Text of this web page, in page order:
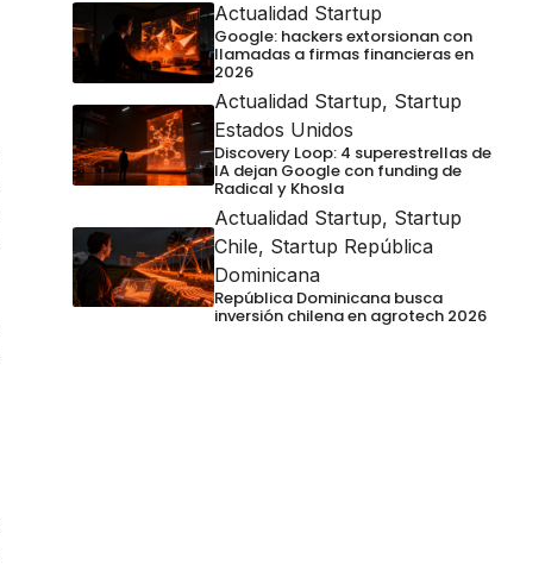
Actualidad Startup
Google: hackers extorsionan con
llamadas a firmas financieras en
2026
Actualidad Startup, Startup
Estados Unidos
Discovery Loop: 4 superestrellas de
IA dejan Google con funding de
Radical y Khosla
Actualidad Startup, Startup
Chile, Startup República
Dominicana
República Dominicana busca
inversión chilena en agrotech 2026